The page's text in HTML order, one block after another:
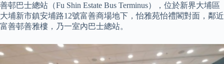
善邨巴士總站（Fu Shin Estate Bus Terminus），位於新界大埔區
大埔新市鎮安埔路12號富善商場地下，怡雅苑怡禮閣對面，鄰近
富善邨善雅樓，乃一室內巴士總站。